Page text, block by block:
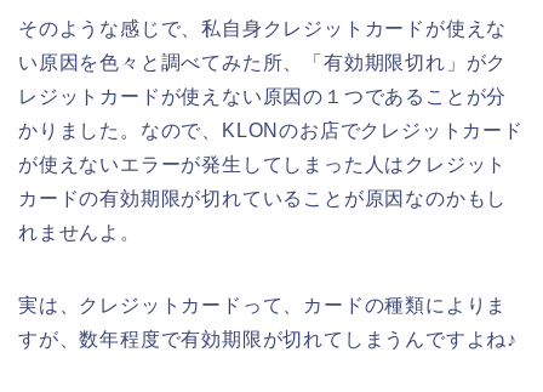
そのような感じで、私自身クレジットカードが使えな
い原因を色々と調べてみた所、「有効期限切れ」がク
レジットカードが使えない原因の１つであることが分
かりました。なので、KLONのお店でクレジットカード
が使えないエラーが発生してしまった人はクレジット
カードの有効期限が切れていることが原因なのかもし
れませんよ。
実は、クレジットカードって、カードの種類によりま
すが、数年程度で有効期限が切れてしまうんですよね♪